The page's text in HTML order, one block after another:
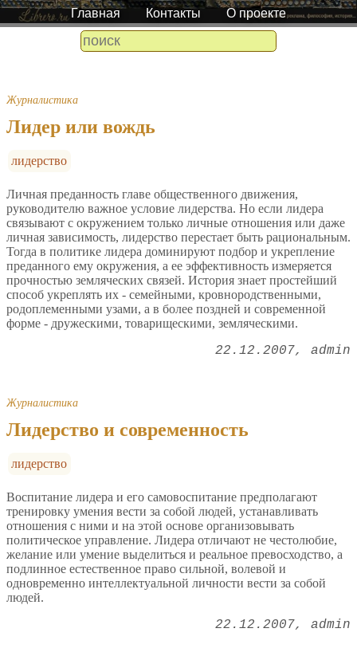
Главная Контакты О проекте
Журналистика
Лидер или вождь
лидерство
Личная преданность главе общественного движения,
руководителю важное условие лидерства. Но если лидера
связывают с окружением только личные отношения или даже
личная зависимость, лидерство перестает быть рациональным.
Тогда в политике лидера доминируют подбор и укрепление
преданного ему окружения, а ее эффективность измеряется
прочностью земляческих связей. История знает простейший
способ укреплять их - семейными, кровнородственными,
родоплеменными узами, а в более поздней и современной
форме - дружескими, товарищескими, земляческими.
22.12.2007 admin
Журналистика
Лидерство и современность
лидерство
Воспитание лидера и его самовоспитание предполагают
тренировку умения вести за собой людей, устанавливать
отношения с ними и на этой основе организовывать
политическое управление. Лидера отличают не честолюбие,
желание или умение выделиться и реальное превосходство, а
подлинное естественное право сильной, волевой и
одновременно интеллектуальной личности вести за собой
людей.
22.12.2007 admin